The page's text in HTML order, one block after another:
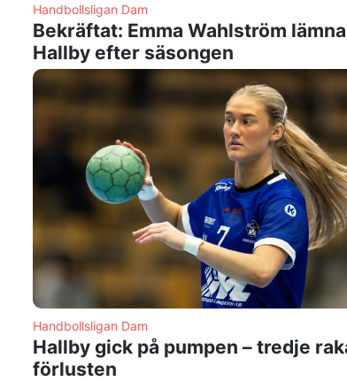
Handbollsligan Dam
Bekräftat: Emma Wahlström
Hallby efter säsongen
Handbollsligan Dam
Hallby gick på pumpen – tredje
förlusten